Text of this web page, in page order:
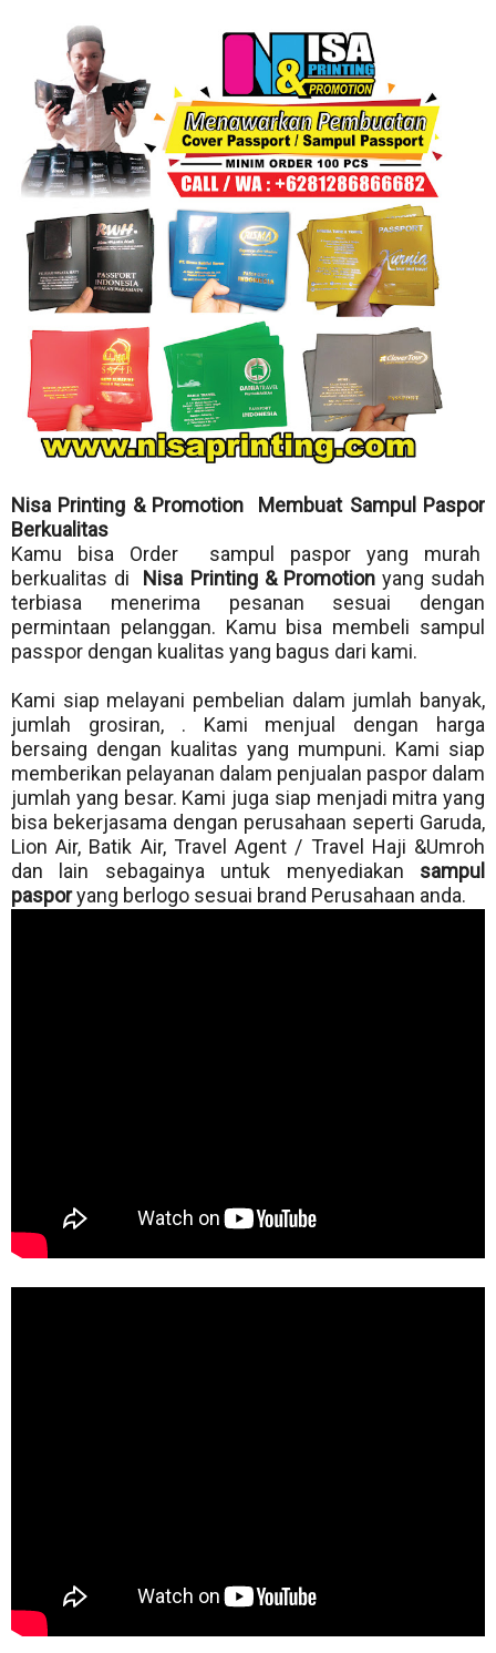
Nisa Printing & Promotion Membuat Sampul Paspor
Berkualitas
Kamu bisa Order sampul paspor yang murah
berkualitas di
Nisa Printing & Promotion yang sudah
terbiasa menerima pesanan sesuai dengan
permintaan pelanggan. Kamu bisa membeli sampul
passpor dengan kualitas yang bagus dari kami.
Kami siap melayani pembelian dalam jumlah banyak,
jumlah grosiran, . Kami menjual dengan harga
bersaing dengan kualitas yang mumpuni. Kami siap
memberikan pelayanan dalam penjualan paspor dalam
jumlah yang besar. Kami juga siap menjadi mitra yang
bisa bekerjasama dengan perusahaan seperti Garuda,
Lion Air, Batik Air, Travel Agent / Travel Haji &Umroh
dan lain sebagainya untuk menyediakan sampul
pasporyang berlogo sesuai brand Perusahaan anda.